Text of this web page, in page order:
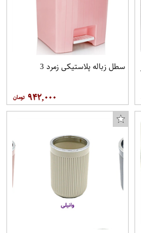
سطل زباله پلاستیکی زمرد 3
۹۴۲,۰۰۰